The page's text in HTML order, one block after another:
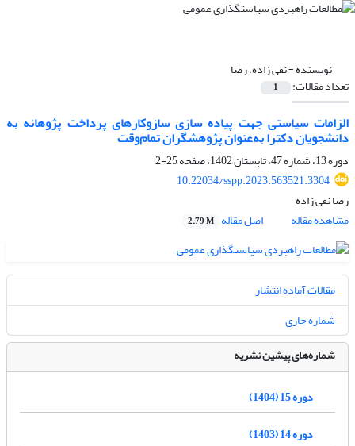
نویسنده =نقی زاده، رضا
تعداد مقالات: 1
الزامات سیاستی جهت پیاده سازی سازوکارهای پرداخت پژوهانه به
دانشجویان دکترا به‌عنوان پژوهشگران تمام‌وقت
دوره 13، شماره 47، تابستان 1402، صفحه
25-2
10.22034/sspp.2023.563521.3304
رضا نقی زاده
مشاهده مقاله
اصل مقاله 2.79 M
مقالات آماده انتشار
شماره جاری
شماره‌های پیشین نشریه
دوره 15 (1404)
دوره 14 (1403)